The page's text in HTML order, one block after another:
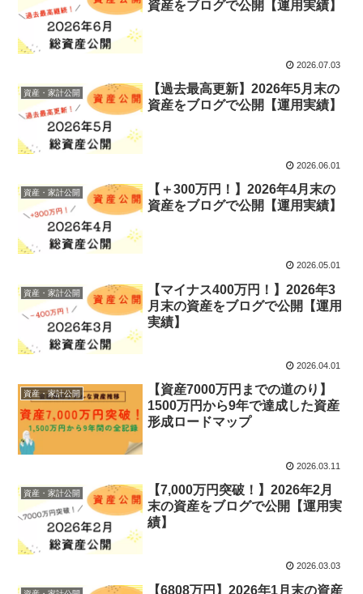
資産をブログで公開【運用実績】
2026.07.03
資産・家計公開
【過去最高更新】2026年5月末の
資産をブログで公開【運用実績】
2026.06.01
資産・家計公開
【＋300万円！】2026年4月末の
資産をブログで公開【運用実績】
2026.05.01
資産・家計公開
【マイナス400万円！】2026年3
月末の資産をブログで公開【運用
実績】
2026.04.01
資産・家計公開
【資産7000万円までの道のり】
1500万円から9年で達成した資産
形成ロードマップ
2026.03.11
資産・家計公開
【7,000万円突破！】2026年2月
末の資産をブログで公開【運用実
績】
2026.03.03
【6808万円】2026年1月末の資産